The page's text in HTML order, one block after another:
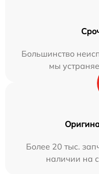
Большинство
мы
Более 20 тыс.
наличии на